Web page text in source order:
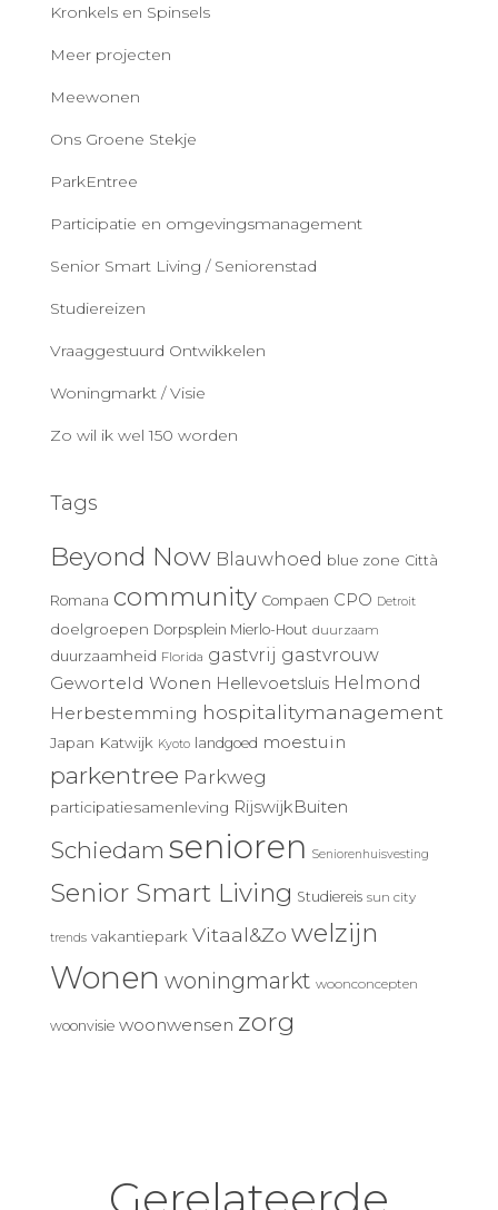
Kronkels en Spinsels
Meer projecten
Meewonen
Ons Groene Stekje
ParkEntree
Participatie en omgevingsmanagement
Senior Smart Living / Seniorenstad
Studiereizen
Vraaggestuurd Ontwikkelen
Woningmarkt / Visie
Zo wil ik wel 150 worden
Tags
Beyond Now Blauwhoed blue zone Città
Romana community Compaen CPO Detroit
doelgroepen Dorpsplein Mierlo-Hout duurzaam
duurzaamheid Florida gastvrij gastvrouw
Geworteld Wonen Hellevoetsluis Helmond
Herbestemming hospitalitymanagement
Japan Katwijk Kyoto landgoed moestuin
parkentree Parkweg
participatiesamenleving RijswijkBuiten
Schiedam senioren Seniorenhuisvesting
Senior Smart Living Studiereis sun city
trends vakantiepark Vitaal&Zo welzijn
Wonen woningmarkt woonconcepten
woonvisie woonwensen zorg
Gerelateerde